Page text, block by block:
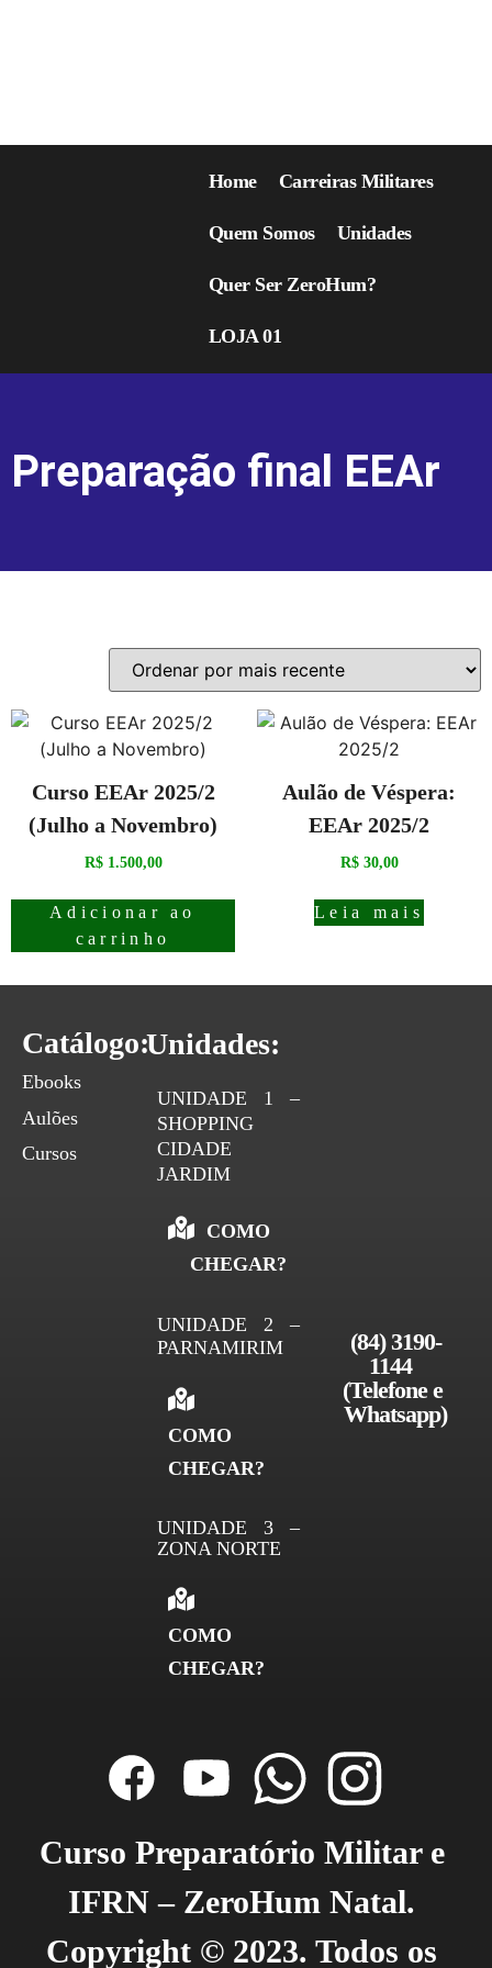
Home Carreiras Militares
Quem Somos Unidades
Quer Ser ZeroHum?
LOJA 01
Preparação final EEAr
Curso EEAr 2025/2
(Julho a Novembro)
R$1.500,00
Adicionar ao
carrinho
Aulão de Véspera:
EEAr 2025/2
R$30,00
Leia mais
Catálogo:
Ebooks
Aulões
Cursos
Unidades:
UNIDADE 1 –
SHOPPING
CIDADE
JARDIM
COMO
CHEGAR?
UNIDADE 2 –
PARNAMIRIM
COMO
CHEGAR?
UNIDADE 3 –
ZONA NORTE
COMO
CHEGAR?
(84) 3190-
1144
(Telefone e
Whatsapp)
Curso Preparatório Militar e
IFRN – ZeroHum Natal.
Copyright © 2023. Todos os